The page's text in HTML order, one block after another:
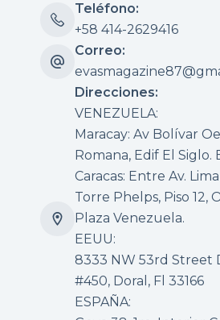
Teléfono:
+58 414-2629416
Correo:
Direcciones:
VENEZUELA:
Maracay: Av Bolívar
Romana, Edif El Siglo.
Caracas: Entre Av.
Torre Phelps, Piso 12,
Plaza Venezuela.
EEUU:
8333 NW 53rd Street
#450, Doral, Fl 33166
ESPAÑA: